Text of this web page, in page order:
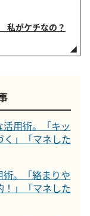
私がケチなの？
用術。「キッ
」「マネした
。「絡まりや
」「マネした